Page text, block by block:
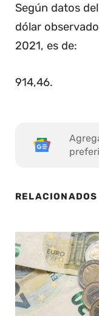
Según datos
dólar
2021, es de:
914,46.
RELACIONADOS